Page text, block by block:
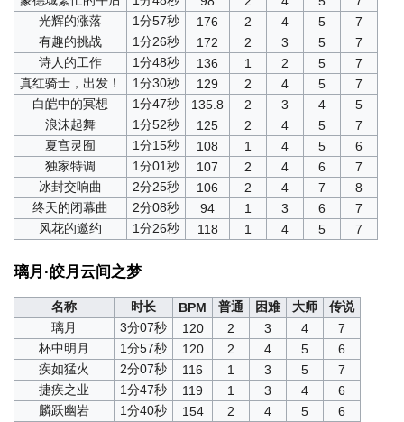
光辉的涨落
1分57秒 176 2 4 5
7
有趣的挑战
1分26秒 172 2 3 5
7
诗人的工作
1分48秒 136 1 2 5
7
真红骑士，出发！
1分30秒 129 2 4 5
7
白皑中的冥想
1分47秒 135.8 2 3 4
5
浪沫起舞
1分52秒 125 2 4 5
7
夏宫灵囿
1分15秒 108 1 4 5
6
独家特调
1分01秒 107 2 4 6
7
冰封交响曲
2分25秒 106 2 4 7
8
终天的闭幕曲
2分08秒 94 1 3 6
7
风花的邀约
1分26秒 118 1 4 5 7
璃月·皎月云间之梦
名称 时长 BPM 普通 困难 大师
传说
璃月
3分07秒 120 2 3 4
7
杯中明月
1分57秒 120 2 4 5
6
疾如猛火
2分07秒 116 1 3 5
7
捷疾之业
1分47秒 119 1 3 4
6
麟跃幽岩
1分40秒 154 2 4 5
6